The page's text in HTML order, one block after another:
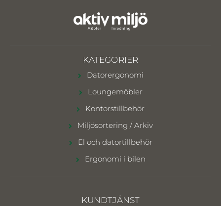
KATEGORIER
Datorergonomi
Loungemöbler
Kontorstillbehör
Miljösortering / Arkiv
El och datortillbehör
Ergonomi i bilen
KUNDTJÄNST